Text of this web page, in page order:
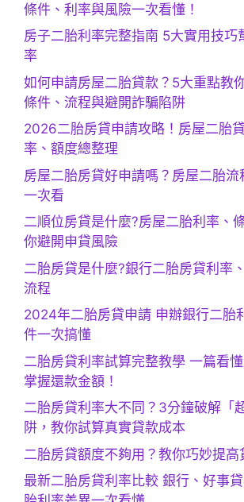
條件、利率與風險一次看懂！
房子二胎利率完整指南 5大實用技巧
率
如何申請房屋二胎貸款？5大重點教
條件、流程與避開詐騙陷阱
2026二胎房貸申請攻略！房屋二胎
率、額度總整理
房屋二胎房貸好申請嗎？房屋二胎流
一次看
二順位房貸是什麼?房屋二胎利率、
你避開申貸風險
二胎房貸是什麼?銀行二胎房貸利率
流程
2024年二胎房貸申請 申辦銀行二胎
件一次搞懂
二胎房貸利率試算完整教學 一篇看
掌握還款金額！
二胎房貸利率大不同？3分鐘破解「
阱，教你試算真實貸款成本
二胎房貸額度不夠用？教你巧妙提高
最新二胎房貸利率比較 銀行、好事